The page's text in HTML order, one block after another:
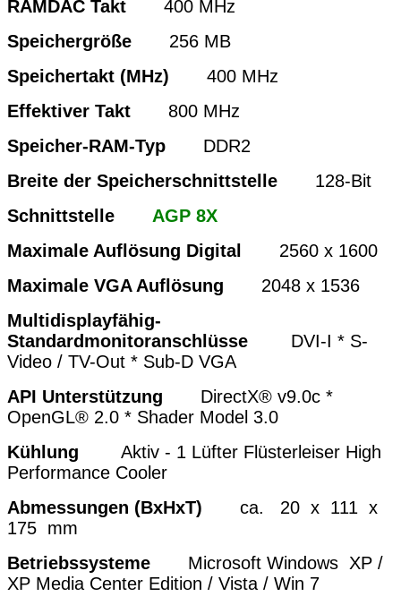
RAMDAC Takt
400 MHz
Speichergröße
256 MB
Speichertakt (MHz)
400 MHz
Effektiver Takt
800 MHz
Speicher-RAM-Typ
DDR2
Breite der Speicherschnittstelle
128-Bit
Schnittstelle
AGP 8X
Maximale Auflösung Digital
2560 x 1600
Maximale VGA Auflösung
2048 x 1536
Multidisplayfähig-
Standardmonitoranschlüsse
DVI-I * S-
Video / TV-Out * Sub-D VGA
API Unterstützung
DirectX® v9.0c *
OpenGL® 2.0 * Shader Model 3.0
Kühlung
Aktiv - 1 Lüfter Flüsterleiser High
Performance Cooler
Abmessungen (BxHxT)
ca. 20 x 111 x
175 mm
Betriebssysteme
Microsoft Windows XP /
XP Media Center Edition / Vista / Win 7